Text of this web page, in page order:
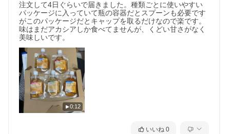
注文して4日ぐらいで届きました。種類ごとに使いやすい
パッケージに入っていて瓶の容器だとスプーンも必要です
がこのパッケージだとキャップを取るだけなので楽です。
味はまだアカシアしか食べてませんが、くどい甘さがなく
美味しいです。
0:12
いいね 0